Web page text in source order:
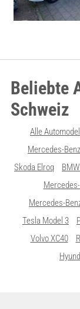
Beliebte
Schweiz
Alle
Mercedes-
Skoda Elroq
Mercedes-
Tesla Model 3
Volvo XC40